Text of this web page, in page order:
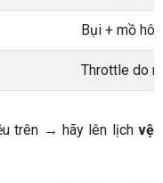
Bụi + mồ
Throttle do
trên → hãy lên lịch vệ